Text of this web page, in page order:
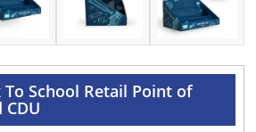
To School Retail Point of